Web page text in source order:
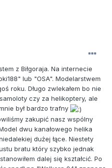
z Biłgoraja. Na internecie
lub "OSA". Modelarstwem
roku. Długo zwlekałem bo nie
czy za helikoptery, ale
był bardzo trafny
zakupić nasz wspólny
dwu kanałowego helika
dużej łące. Niestety
bratu który szybko jednak
dalej się kształcić. Po